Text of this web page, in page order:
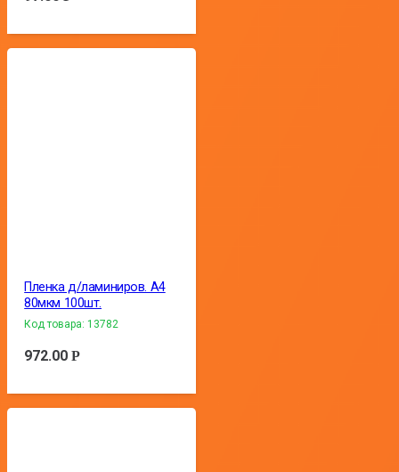
Пленка д/ламиниров. А4
80мкм 100шт.
Код товара: 13782
972.00Р